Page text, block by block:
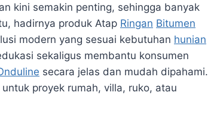
kini semakin penting, sehingga banyak
hadirnya produk Atap Ringan Bitumen
modern yang sesuai kebutuhan hunian
sekaligus membantu konsumen
secara jelas dan mudah dipahami.
proyek rumah, villa, ruko, atau